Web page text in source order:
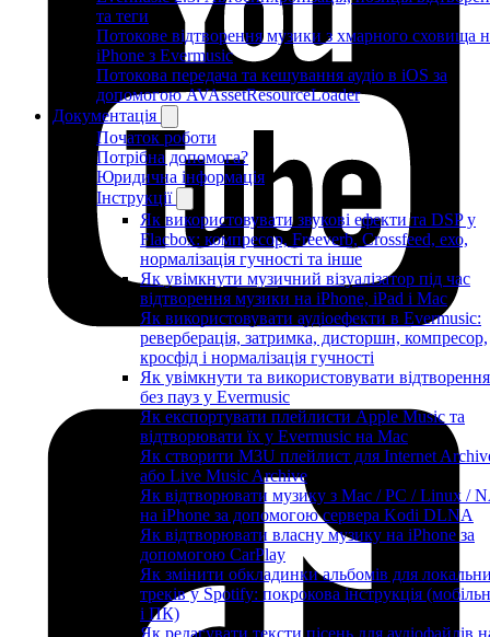
та теги
Потокове відтворення музики з хмарного сховища
iPhone з Evermusic
Потокова передача та кешування аудіо в iOS за
допомогою AVAssetResourceLoader
Документація
Початок роботи
Потрібна допомога?
Юридична інформація
Інструкції
Як використовувати звукові ефекти та DSP у
Flacbox: компресор, Freeverb, Crossfeed, ехо,
нормалізація гучності та інше
Як увімкнути музичний візуалізатор під час
відтворення музики на iPhone, iPad і Mac
Як використовувати аудіоефекти в Evermusic:
реверберація, затримка, дисторшн, компресор,
кросфід і нормалізація гучності
Як увімкнути та використовувати відтворення
без пауз у Evermusic
Як експортувати плейлисти Apple Music та
відтворювати їх у Evermusic на Mac
Як створити M3U плейлист для Internet
або Live Music Archive
Як відтворювати музику з Mac / PC / Linux /
на iPhone за допомогою сервера Kodi DLNA
Як відтворювати власну музику на iPhone за
допомогою CarPlay
Як змінити обкладинки альбомів для
треків у Spotify: покрокова інструкція
і ПК)
Як редагувати тексти пісень для аудіофайлів